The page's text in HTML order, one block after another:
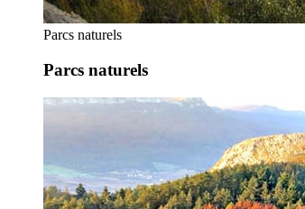
Parcs naturels
Parcs naturels